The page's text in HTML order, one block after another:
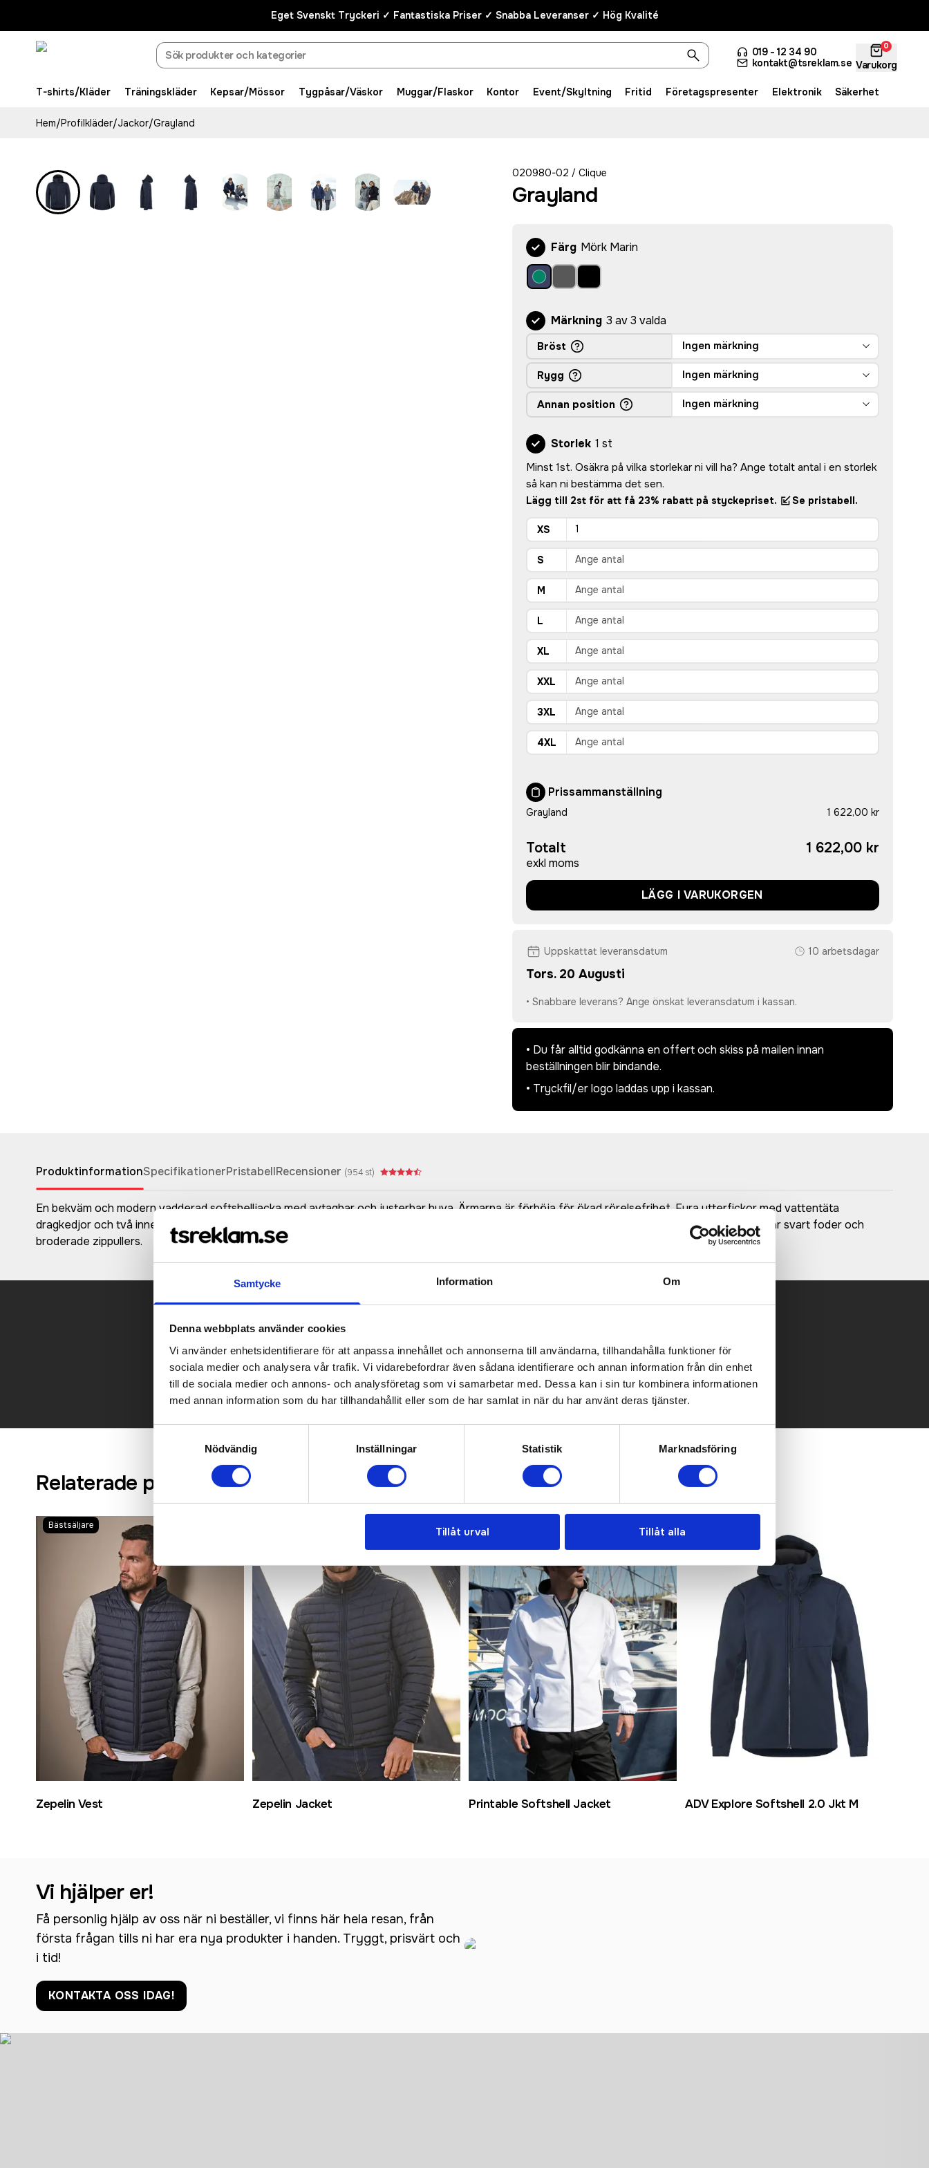
Samtycke Information Om
Denna webbplats använder cookies
Vi använder enhetsidentifierare för att anpassa innehållet och annonserna till användarna, tillhandahålla funktioner för
sociala medier och analysera vår trafik. Vi vidarebefordrar även sådana identifierare och annan information från din enhet
till de sociala medier och annons- och analysföretag som vi samarbetar med. Dessa kan i sin tur kombinera informationen
med annan information som du har tillhandahållit eller som de har samlat in när du har använt deras tjänster.
Samtyckesval
Nödvändig
Inställningar Statistik Marknadsföring
Tillåt urval Tillåt alla
Eget Svenskt Tryckeri ✓ Fantastiska Priser ✓ Snabba Leveranser ✓ Hög Kvalité
019 - 12 34 90
kontakt@tsreklam.se
0
Varukorg
T-shirts/Kläder Träningskläder Kepsar/Mössor Tygpåsar/Väskor Muggar/Flaskor Kontor Event/Skyltning Fritid Företagspresenter Elektronik Säkerhet
Hem/Profilkläder/Jackor/Grayland
020980-02 / Clique
Grayland
Färg Mörk Marin
Märkning 3 av 3 valda
Bröst Ingen märkning
Rygg Ingen märkning
Annan position Ingen märkning
Storlek 1 st
Minst 1st. Osäkra på vilka storlekar ni vill ha? Ange totalt antal i en storlek
så kan ni bestämma det sen.
Lägg till 2st för att få 23% rabatt på styckepriset. Se pristabell.
XS
S
M
L
XL
XXL
3XL
4XL
Prissammanställning
Grayland 1 622,00 kr
Totalt
exkl moms
1 622,00 kr
LÄGG I VARUKORGEN
Uppskattat leveransdatum 10 arbetsdagar
Tors. 20 Augusti
• Snabbare leverans? Ange önskat leveransdatum i kassan.
• Du får alltid godkänna en offert och skiss på mailen innan
beställningen blir bindande.
• Tryckfil/er logo laddas upp i kassan.
ProduktinformationSpecifikationerPristabellRecensioner (954 st)
En bekväm och modern vadderad softshelljacka med avtagbar och justerbar huva. Ärmarna är förböja för ökad rörelsefrihet. Fyra ytterfickor med vattentäta
dragkedjor och två innerfickor, en med dragkeja och en i mesh. Ärmavslut med kardborrefäste samt reflekterande detaljer på baksidan. Jackan har svart foder och
broderade zippullers.
Prisuppgift på mailen?
Det går också utmärkt att bara ställa frågor!
KONTAKTA OSS
Relaterade produkter
Bästsäljare
Zepelin Vest Zepelin Jacket Printable Softshell Jacket ADV Explore Softshell 2.0 Jkt M
Vi hjälper er!
Få personlig hjälp av oss när ni beställer, vi finns här hela resan, från
första frågan tills ni har era nya produkter i handen. Tryggt, prisvärt och
i tid!
KONTAKTA OSS IDAG!